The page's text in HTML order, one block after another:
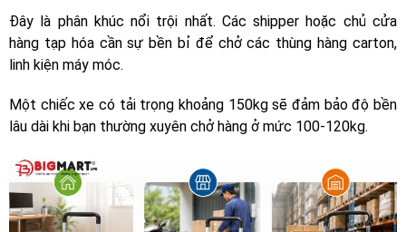
Đây là phân khúc nổi trội nhất. Các shipper hoặc chủ cửa
hàng tạp hóa cần sự bền bỉ để chở các thùng hàng carton,
linh kiện máy móc.
Một chiếc xe có tải trọng khoảng 150kg sẽ đảm bảo độ bền
lâu dài khi bạn thường xuyên chở hàng ở mức 100-120kg.